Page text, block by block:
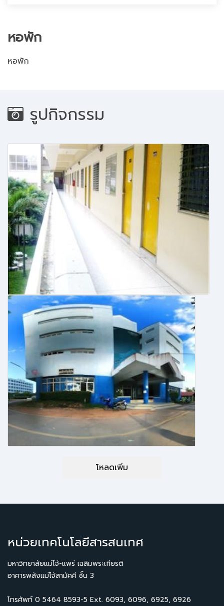
หอพัก
หอพัก
รูปกิจกรรม
โหลดเพิ่ม
หน่วยเทคโนโลยีสารสนเทศ
มหาวิทยาลัยแม่โจ้-แพร่ เฉลิมพระเกียรติ
อาคารพลังแม่โจ้สามัคคี ชั้น 3
โทรศัพท์ 0 5464 8593-5 Ext. 6093, 6096, 6925, 6926